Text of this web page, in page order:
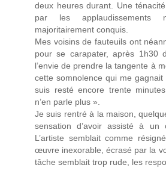
deux heures durant. Une
par les applaudissements
majoritairement conquis.
Mes voisins de fauteuils ont
pour se carapater, après 1h30
l’envie de prendre la tangente à
cette somnolence qui me
suis resté encore trente
n’en parle plus ».
Je suis rentré à la maison,
sensation d’avoir assisté à un
L’artiste semblait comme
œuvre inexorable, écrasé par la
tâche semblait trop rude, les